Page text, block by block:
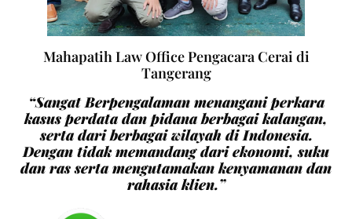
Mahapatih Law Office Pengacara Cerai di
Tangerang
“Sangat Berpengalaman menangani perkara
kasus perdata dan pidana berbagai kalangan,
serta dari berbagai wilayah di Indonesia.
Dengan tidak memandang dari ekonomi, suku
dan ras serta mengutamakan kenyamanan dan
rahasia klien.”